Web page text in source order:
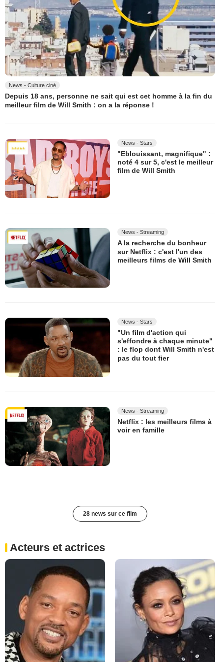
News - Culture ciné
Depuis 18 ans, personne ne sait qui est cet homme à la fin du
meilleur film de Will Smith : on a la réponse !
News - Stars
"Eblouissant, magnifique" :
noté 4 sur 5, c'est le meilleur
film de Will Smith
News - Streaming
A la recherche du bonheur
sur Netflix : c'est l'un des
meilleurs films de Will Smith
News - Stars
"Un film d'action qui
s'effondre à chaque minute"
: le flop dont Will Smith n'est
pas du tout fier
News - Streaming
Netflix : les meilleurs films à
voir en famille
28 news sur ce film
Acteurs et actrices